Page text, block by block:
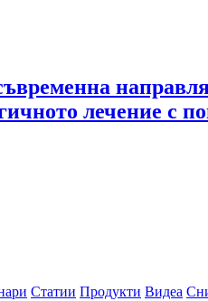
лечение с
Статии Продукти Видеа